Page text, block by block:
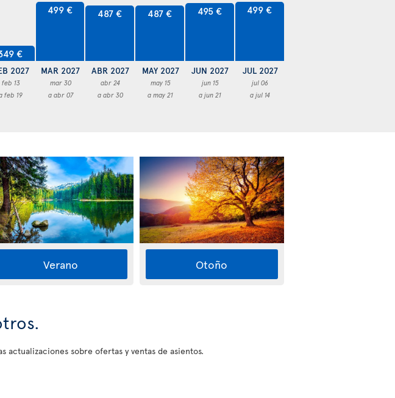
€
2027
feb 13
feb 19
499 €
MAR 2027
mar 30
a abr 07
487 €
ABR 2027
abr 24
a abr 30
487 €
MAY 2027
may 15
a may 21
495 €
JUN 2027
jun 15
a jun 21
499 €
JUL 2027
jul 06
a jul 14
Verano Otoño
actualizaciones sobre ofertas y ventas de asientos.